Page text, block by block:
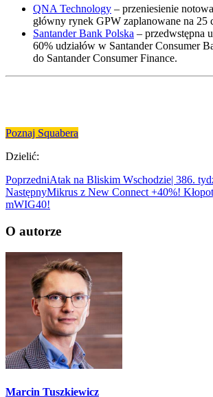
QNA Technology – przeniesienie
główny rynek GPW zaplanowane na 25
Santander Bank Polska – przedwstępna
60% udziałów w Santander Consumer
do Santander Consumer Finance.
Poznaj Squabera
Dzielić:
PoprzedniAtak na Bliskim Wschodzie| 386.
NastępnyMikrus z New Connect +40%!
mWIG40!
O autorze
Marcin Tuszkiewicz